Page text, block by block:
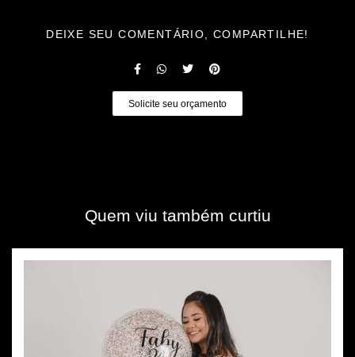
DEIXE SEU COMENTÁRIO, COMPARTILHE!
Solicite seu orçamento
Quem viu também curtiu